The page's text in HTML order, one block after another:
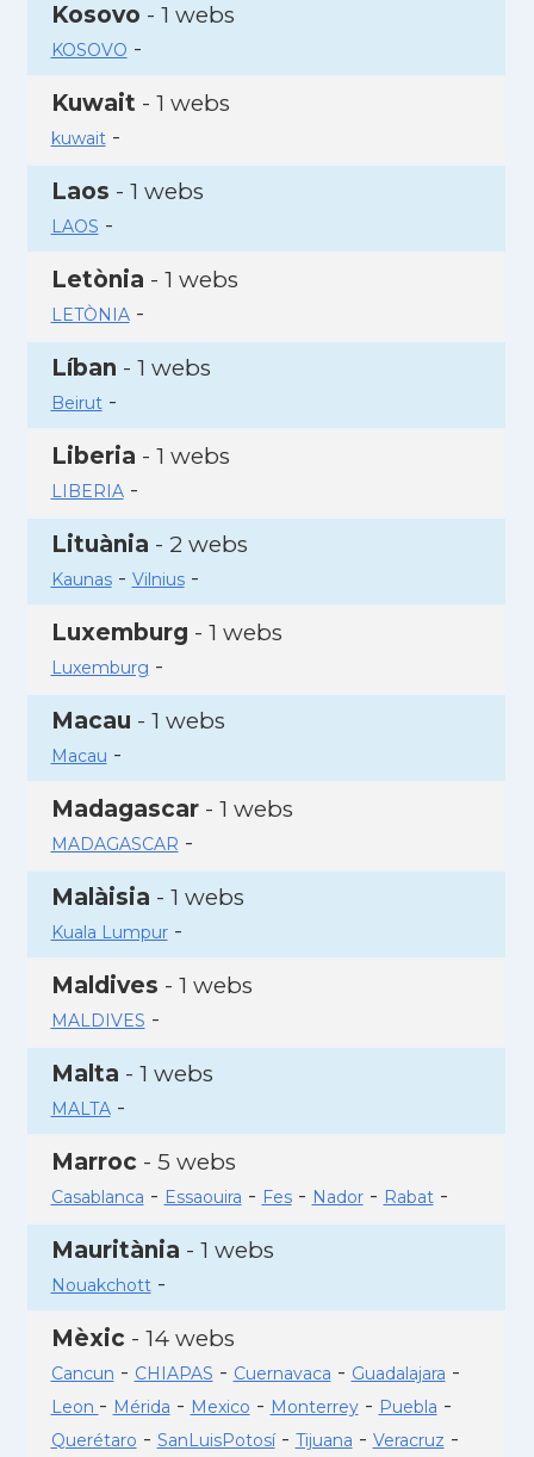
Kosovo - 1 webs
KOSOVO -
Kuwait - 1 webs
kuwait-
Laos - 1 webs
LAOS -
Letònia - 1 webs
LETÒNIA-
Líban - 1 webs
Beirut-
Liberia - 1 webs
LIBERIA-
Lituània - 2 webs
Kaunas- Vilnius-
Luxemburg - 1 webs
Luxemburg -
Macau - 1 webs
Macau -
Madagascar- 1 webs
MADAGASCAR -
Malàisia - 1 webs
Kuala Lumpur-
Maldives - 1 webs
MALDIVES -
Malta - 1 webs
MALTA-
Marroc - 5 webs
Casablanca - Essaouira - Fes- Nador- Rabat-
Mauritània - 1 webs
Nouakchott-
Mèxic - 14 webs
Cancun - CHIAPAS - Cuernavaca - Guadalajara -
Leon - Mérida - Mexico - Monterrey- Puebla -
Querétaro - SanLuisPotosí- Tijuana - Veracruz -